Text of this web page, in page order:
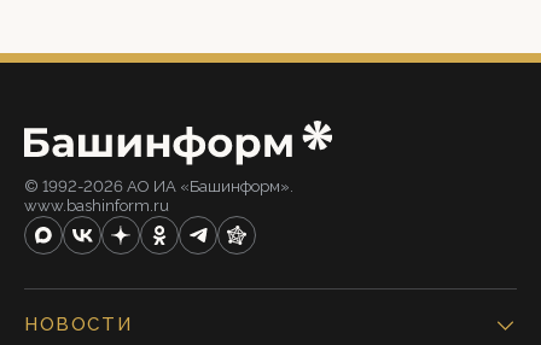
© 1992-2026 АО ИА «Башинформ».
www.bashinform.ru
НОВОСТИ